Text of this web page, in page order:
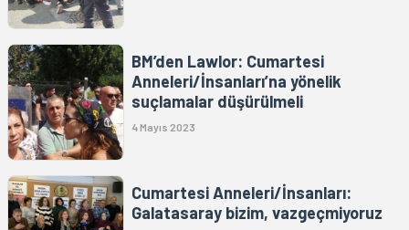
BM’den Lawlor: Cumartesi
Anneleri/İnsanları’na yönelik
suçlamalar düşürülmeli
4 Mayıs 2023
Cumartesi Anneleri/İnsanları:
Galatasaray bizim, vazgeçmiyoruz